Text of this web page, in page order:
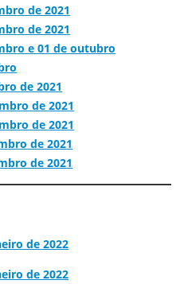
de 2021
de 2021
e 01 de outubro
de 2021
de 2021
de 2021
de 2021
de 2021
de 2022
de 2022